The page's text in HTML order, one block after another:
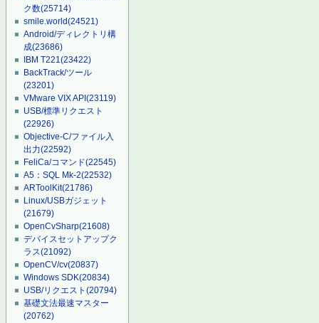
ク数(25714)
smile.world(24521)
Android/ディレクトリ構
成(23686)
IBM T221(23422)
BackTrack/ツール
(23201)
VMware VIX API(23119)
USB/標準リクエスト
(22926)
Objective-C/ファイル入
出力(22592)
FeliCa/コマンド(22545)
A5：SQL Mk-2(22532)
ARToolKit(21786)
Linux/USBガジェット
(21679)
OpenCvSharp(21608)
デバイスセットアップク
ラス(21092)
OpenCV/cv(20837)
Windows SDK(20834)
USB/リクエスト(20794)
基礎文法最速マスター
(20762)